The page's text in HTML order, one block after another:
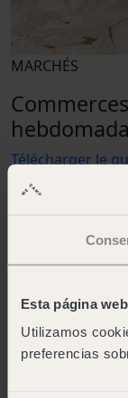
Esta página
Utilizamos
preferencias
MARCHÉS
Télécharger le